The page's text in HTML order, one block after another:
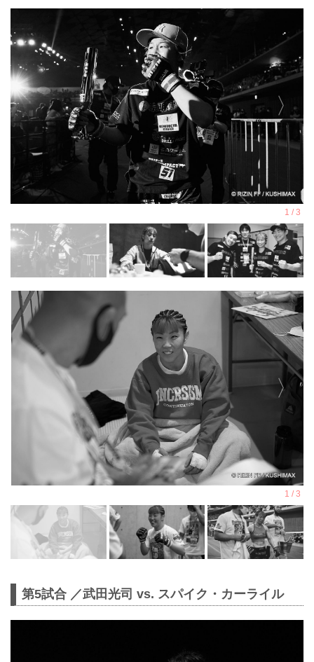
第5試合 ／武田光司 vs. スパイク・カーライル